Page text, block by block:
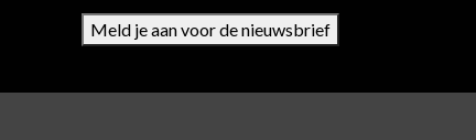
Meld je aan voor de nieuwsbrief